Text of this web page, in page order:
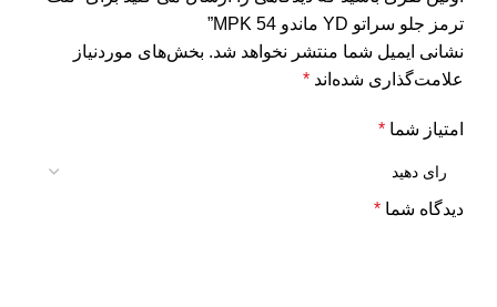
ترمز جلو سراتو YD ماندو MPK 54”
نشانی ایمیل شما منتشر نخواهد شد. بخش‌های موردنیاز
علامت‌گذاری شده‌اند *
امتیاز شما *
دیدگاه شما *